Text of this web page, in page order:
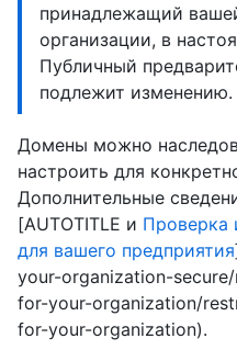
принадлежащий
организации, в
Публичный
подлежит изменению.
Домены можно
настроить для
Дополнительные
[AUTOTITLE и Проверка
для вашего предприятия
your-organization-
for-your-organization/
for-your-organization).